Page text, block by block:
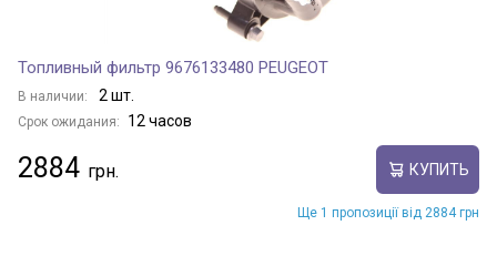
Топливный фильтр 9676133480 PEUGEOT
В наличии: 2 шт.
Срок ожидания: 12 часов
2884 КУПИТЬ
Ще 1 пропозиції від 2884 грн